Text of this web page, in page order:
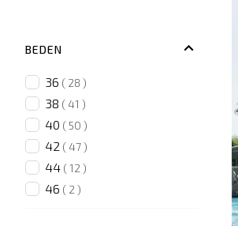
BEDEN
36 ( 28 )
38 ( 41 )
40 ( 50 )
42 ( 47)
44 (12 )
46 ( 2 )